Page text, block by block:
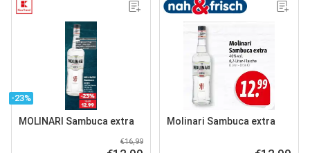
-23%
MOLINARI Sambuca extra
€16,99
Molinari Sambuca extra